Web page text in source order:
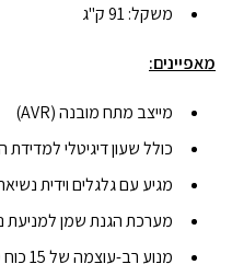
משקל: 91 ק"ג
מאפיינים:
מייצב מתח מובנה (AVR)
כולל שעון דיגיטלי
מגיע עם גלגלים וידית
מערכת הגנת שמן למניעת
מנוע רב-עוצמה של 15 כוח סוס